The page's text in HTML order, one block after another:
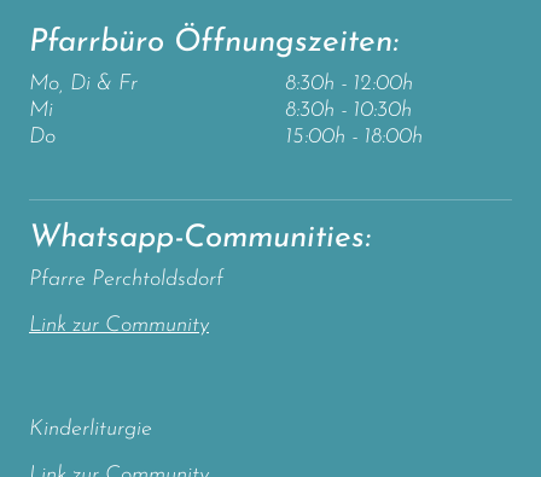
Pfarrbüro Öffnungszeiten:
Mo, Di & Fr
8:30h - 12:00h
Mi
8:30h - 10:30h
Do
15:00h - 18:00h
Whatsapp-Communities:
Pfarre Perchtoldsdorf
Link zur Community
Kinderliturgie